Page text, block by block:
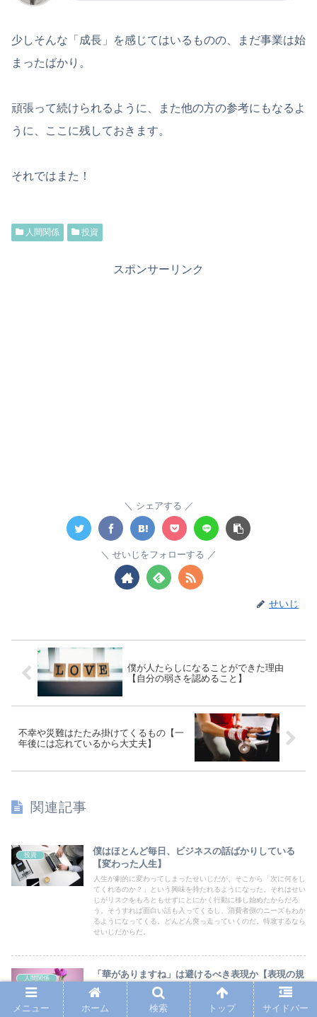
少しそんな「成長」を感じてはいるものの、まだ事業は始
まったばかり。
頑張って続けられるように、また他の方の参考にもなるよ
うに、ここに残しておきます。
それではまた！
人間関係 投資
スポンサーリンク
シェアする
せいじをフォローする
せいじ
僕が人たらしになることができた理由
【自分の弱さを認めること】
不幸や災難はたたみ掛けてくるもの【一
年後には忘れているから大丈夫】
関連記事
投資
僕はほとんど毎日、ビジネスの話ばかりしている
【変わった人生】
人生が劇的に変わってしまったせいじだが、そこから「次に何をし
てくれるのか？」という興味を持たれるようになった。それはせい
じがリスクをもろともせずにとにかく行動に移し始めたからだろ
う。そうすれば面白い話も入ってくるし、消費者側のニーズもわか
るようになってくる。どんどん突っ走っていくのだ。特攻するなら
せいじだからだ。
人間関係
「華がありますね」は避けるべき表現か【表現の規
制による弊害とは？】
いまだに社会に残る差別によって、生きづらさを感じている人もい
る。ただ一方で、なんでもかんでも「その表現は差別的だ」という
メニュー ホーム 検索 トップ サイドバー